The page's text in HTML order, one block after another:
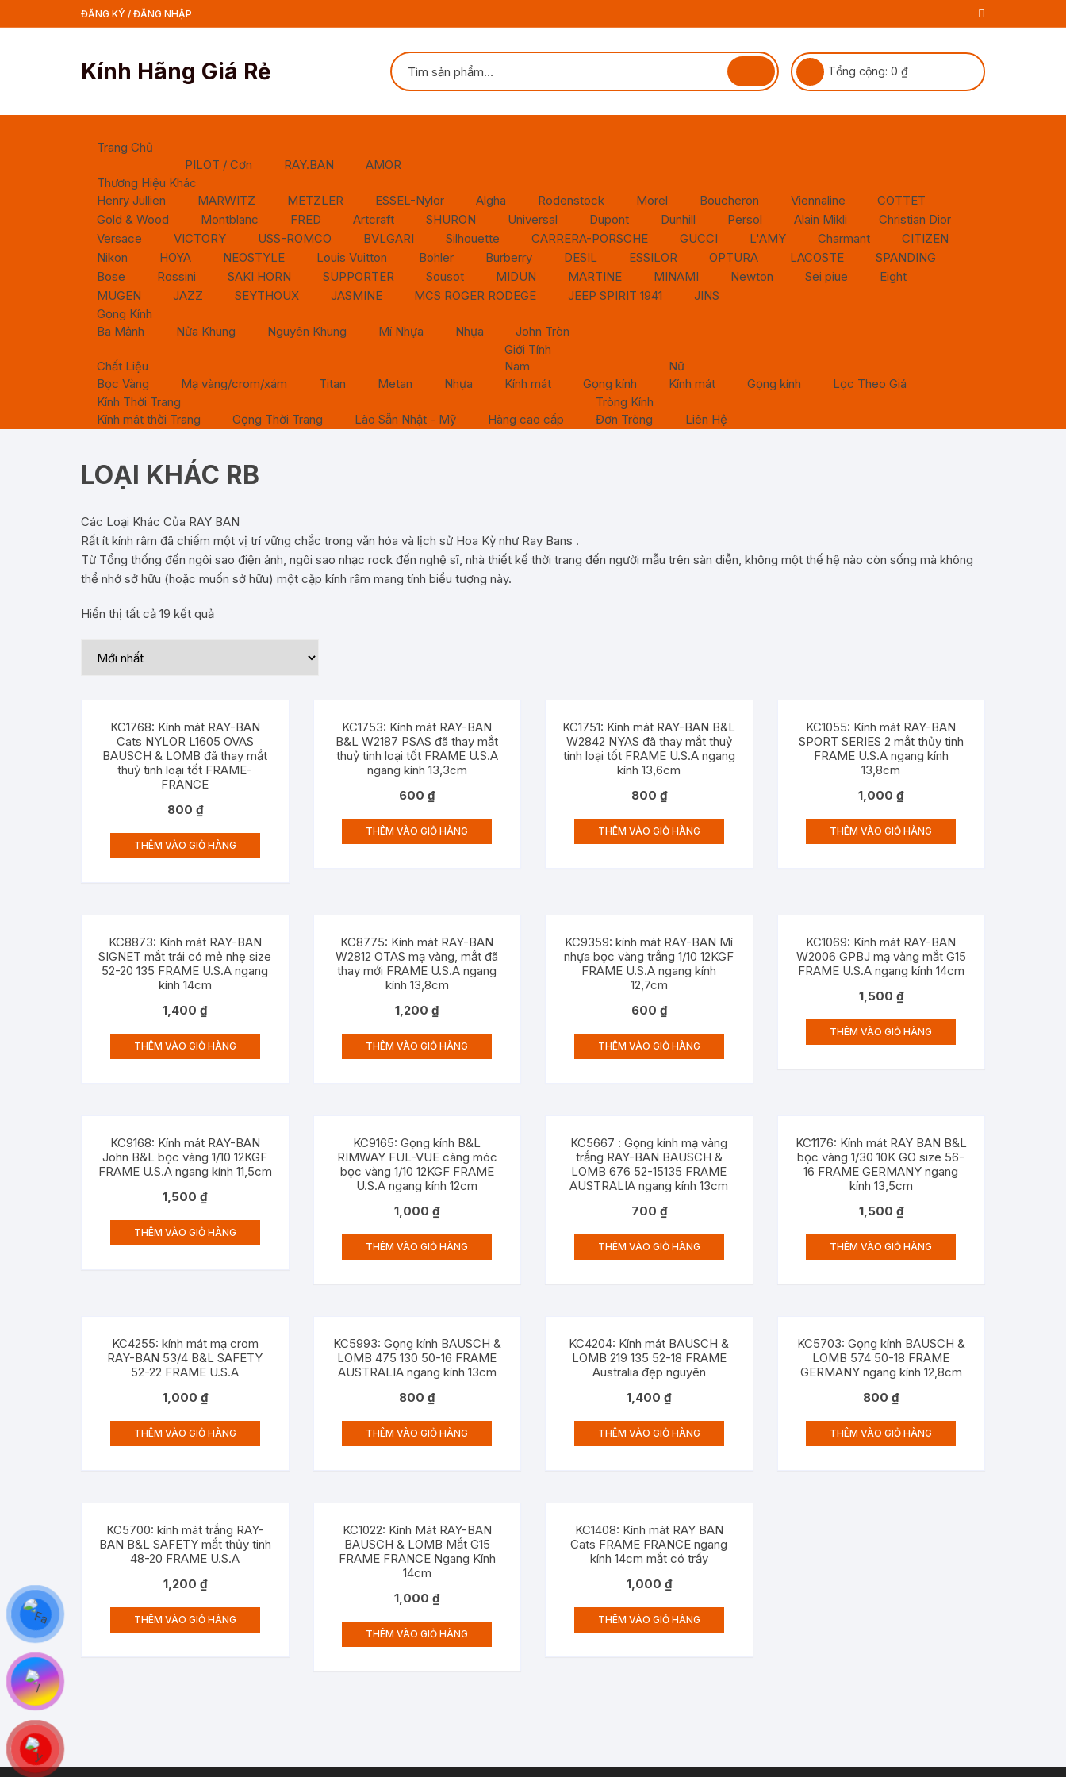
tới
ĐĂNG KÝ / ĐĂNG NHẬP
Kính Hãng Giá Rẻ Tổng cộng: 0 ₫
Trang Chủ
PILOT / Cơn
RAY.BAN
AMOR
Thương Hiệu Khác
Henry Jullien
MARWITZ METZLER ESSEL-Nylor Algha Rodenstock Morel Boucheron Viennaline
COTTET
Gold & Wood
Montblanc FRED Artcraft SHURON Universal Dupont Dunhill Persol Alain Mikli
Christian Dior
Versace
VICTORY USS-ROMCO BVLGARI Silhouette CARRERA-PORSCHE GUCCI L'AMY Charmant
CITIZEN
Nikon
HOYA NEOSTYLE Louis Vuitton Bohler Burberry DESIL ESSILOR OPTURA LACOSTE
SPANDING
Bose
Rossini SAKI HORN SUPPORTER Sousot MIDUN MARTINE MINAMI Newton Sei piue
Eight
MUGEN
JAZZ SEYTHOUX JASMINE MCS ROGER RODEGE JEEP SPIRIT 1941
JINS
Gọng Kính
Ba Mảnh
Nửa Khung Nguyên Khung Mí Nhựa Nhựa John Tròn
Chất Liệu
Bọc Vàng
Mạ vàng/crom/xám Titan Metan Nhựa
Giới Tính
Nam
Kính mát
Gọng kính
Nữ
Kính mát
Gọng kính
Lọc Theo Giá
Kính Thời Trang
Kính mát thời Trang
Gọng Thời Trang Lão Sẵn Nhật - Mỹ Hàng cao cấp
Tròng Kính
Đơn Tròng
Liên Hệ
LOẠI KHÁC RB
Các Loại Khác Của RAY BAN
Rất ít kính râm đã chiếm một vị trí vững chắc trong văn hóa và lịch sử Hoa Kỳ như Ray Bans .
Từ Tổng thống đến ngôi sao điện ảnh, ngôi sao nhạc rock đến nghệ sĩ, nhà thiết kế thời trang đến người mẫu trên sàn diễn, không một thế hệ nào còn sống mà không
thể nhớ sở hữu (hoặc muốn sở hữu) một cặp kính râm mang tính biểu tượng này.
Hiển thị tất cả 19 kết quả
KC1768: Kính mát RAY-BAN
Cats NYLOR L1605 OVAS
BAUSCH & LOMB đã thay mắt
thuỷ tinh loại tốt FRAME-
FRANCE
800 ₫
THÊM VÀO GIỎ HÀNG
KC1753: Kính mát RAY-BAN
B&L W2187 PSAS đã thay mắt
thuỷ tinh loại tốt FRAME U.S.A
ngang kính 13,3cm
600₫
THÊM VÀO GIỎ HÀNG
KC1751: Kính mát RAY-BAN B&L
W2842 NYAS đã thay mắt thuỷ
tinh loại tốt FRAME U.S.A ngang
kính 13,6cm
800 ₫
THÊM VÀO GIỎ HÀNG
KC1055: Kính mát RAY-BAN
SPORT SERIES 2 mắt thủy tinh
FRAME U.S.A ngang kính
13,8cm
1,000₫
THÊM VÀO GIỎ HÀNG
KC8873: Kính mát RAY-BAN
SIGNET mắt trái có mẻ nhẹ size
52-20 135 FRAME U.S.A ngang
kính 14cm
1,400₫
THÊM VÀO GIỎ HÀNG
KC8775: Kính mát RAY-BAN
W2812 OTAS mạ vàng, mắt đã
thay mới FRAME U.S.A ngang
kính 13,8cm
1,200₫
THÊM VÀO GIỎ HÀNG
KC9359: kính mát RAY-BAN Mí
nhựa bọc vàng trắng 1/10 12KGF
FRAME U.S.A ngang kính
12,7cm
600 ₫
THÊM VÀO GIỎ HÀNG
KC1069: Kính mát RAY-BAN
W2006 GPBJ mạ vàng mắt G15
FRAME U.S.A ngang kính 14cm
1,500 ₫
THÊM VÀO GIỎ HÀNG
KC9168: Kính mát RAY-BAN
John B&L bọc vàng 1/10 12KGF
FRAME U.S.A ngang kính 11,5cm
1,500₫
THÊM VÀO GIỎ HÀNG
KC9165: Gọng kính B&L
RIMWAY FUL-VUE càng móc
bọc vàng 1/10 12KGF FRAME
U.S.A ngang kính 12cm
1,000₫
THÊM VÀO GIỎ HÀNG
KC5667 : Gọng kính mạ vàng
trắng RAY-BAN BAUSCH &
LOMB 676 52-15135 FRAME
AUSTRALIA ngang kính 13cm
700 ₫
THÊM VÀO GIỎ HÀNG
KC1176: Kính mát RAY BAN B&L
bọc vàng 1/30 10K GO size 56-
16 FRAME GERMANY ngang
kính 13,5cm
1,500 ₫
THÊM VÀO GIỎ HÀNG
KC4255: kính mát mạ crom
RAY-BAN 53/4 B&L SAFETY
52-22 FRAME U.S.A
1,000 ₫
THÊM VÀO GIỎ HÀNG
KC5993: Gọng kính BAUSCH &
LOMB 475 130 50-16 FRAME
AUSTRALIA ngang kính 13cm
800₫
THÊM VÀO GIỎ HÀNG
KC4204: Kính mát BAUSCH &
LOMB 219 135 52-18 FRAME
Australia đẹp nguyên
1,400₫
THÊM VÀO GIỎ HÀNG
KC5703: Gọng kính BAUSCH &
LOMB 574 50-18 FRAME
GERMANY ngang kính 12,8cm
800₫
THÊM VÀO GIỎ HÀNG
KC5700: kính mát trắng RAY-
BAN B&L SAFETY mắt thủy tinh
48-20 FRAME U.S.A
1,200 ₫
THÊM VÀO GIỎ HÀNG
KC1022: Kính Mát RAY-BAN
BAUSCH & LOMB Mắt G15
FRAME FRANCE Ngang Kính
14cm
1,000₫
THÊM VÀO GIỎ HÀNG
KC1408: Kính mát RAY BAN
Cats FRAME FRANCE ngang
kính 14cm mắt có trầy
1,000 ₫
THÊM VÀO GIỎ HÀNG